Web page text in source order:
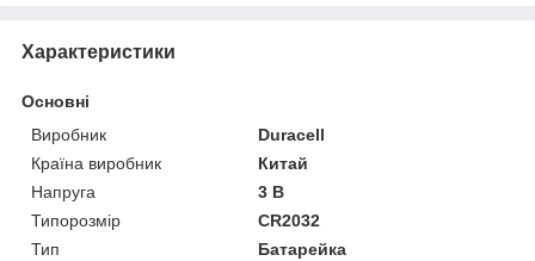
Характеристики
Основні
Виробник
Duracell
Країна виробник
Китай
Напруга
3 В
Типорозмір
CR2032
Тип
Батарейка